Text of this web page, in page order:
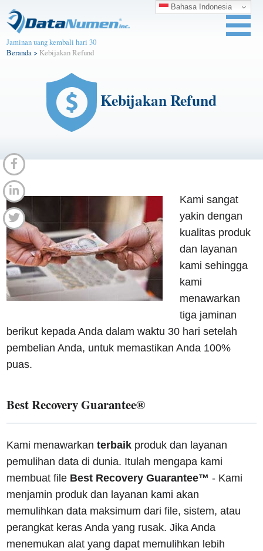
Jaminan uang kembali hari 30
Beranda> Kebijakan Refund
Kebijakan Refund
Kami sangat
yakin dengan
kualitas produk
dan layanan
kami sehingga
kami
menawarkan
tiga jaminan
berikut kepada Anda dalam waktu 30 hari setelah
pembelian Anda, untuk memastikan Anda 100%
puas.
Best Recovery Guarantee®
Kami menawarkanterbaik produk dan layanan
pemulihan data di dunia. Itulah mengapa kami
membuat file Best Recovery Guarantee™ - Kami
menjamin produk dan layanan kami akan
memulihkan data maksimum dari file, sistem, atau
perangkat keras Anda yang rusak. Jika Anda
menemukan alat yang dapat memulihkan lebih
Bahasa Indonesia